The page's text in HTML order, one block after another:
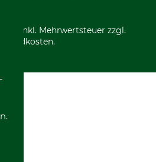
inkl. Mehrwertsteuer zzgl.